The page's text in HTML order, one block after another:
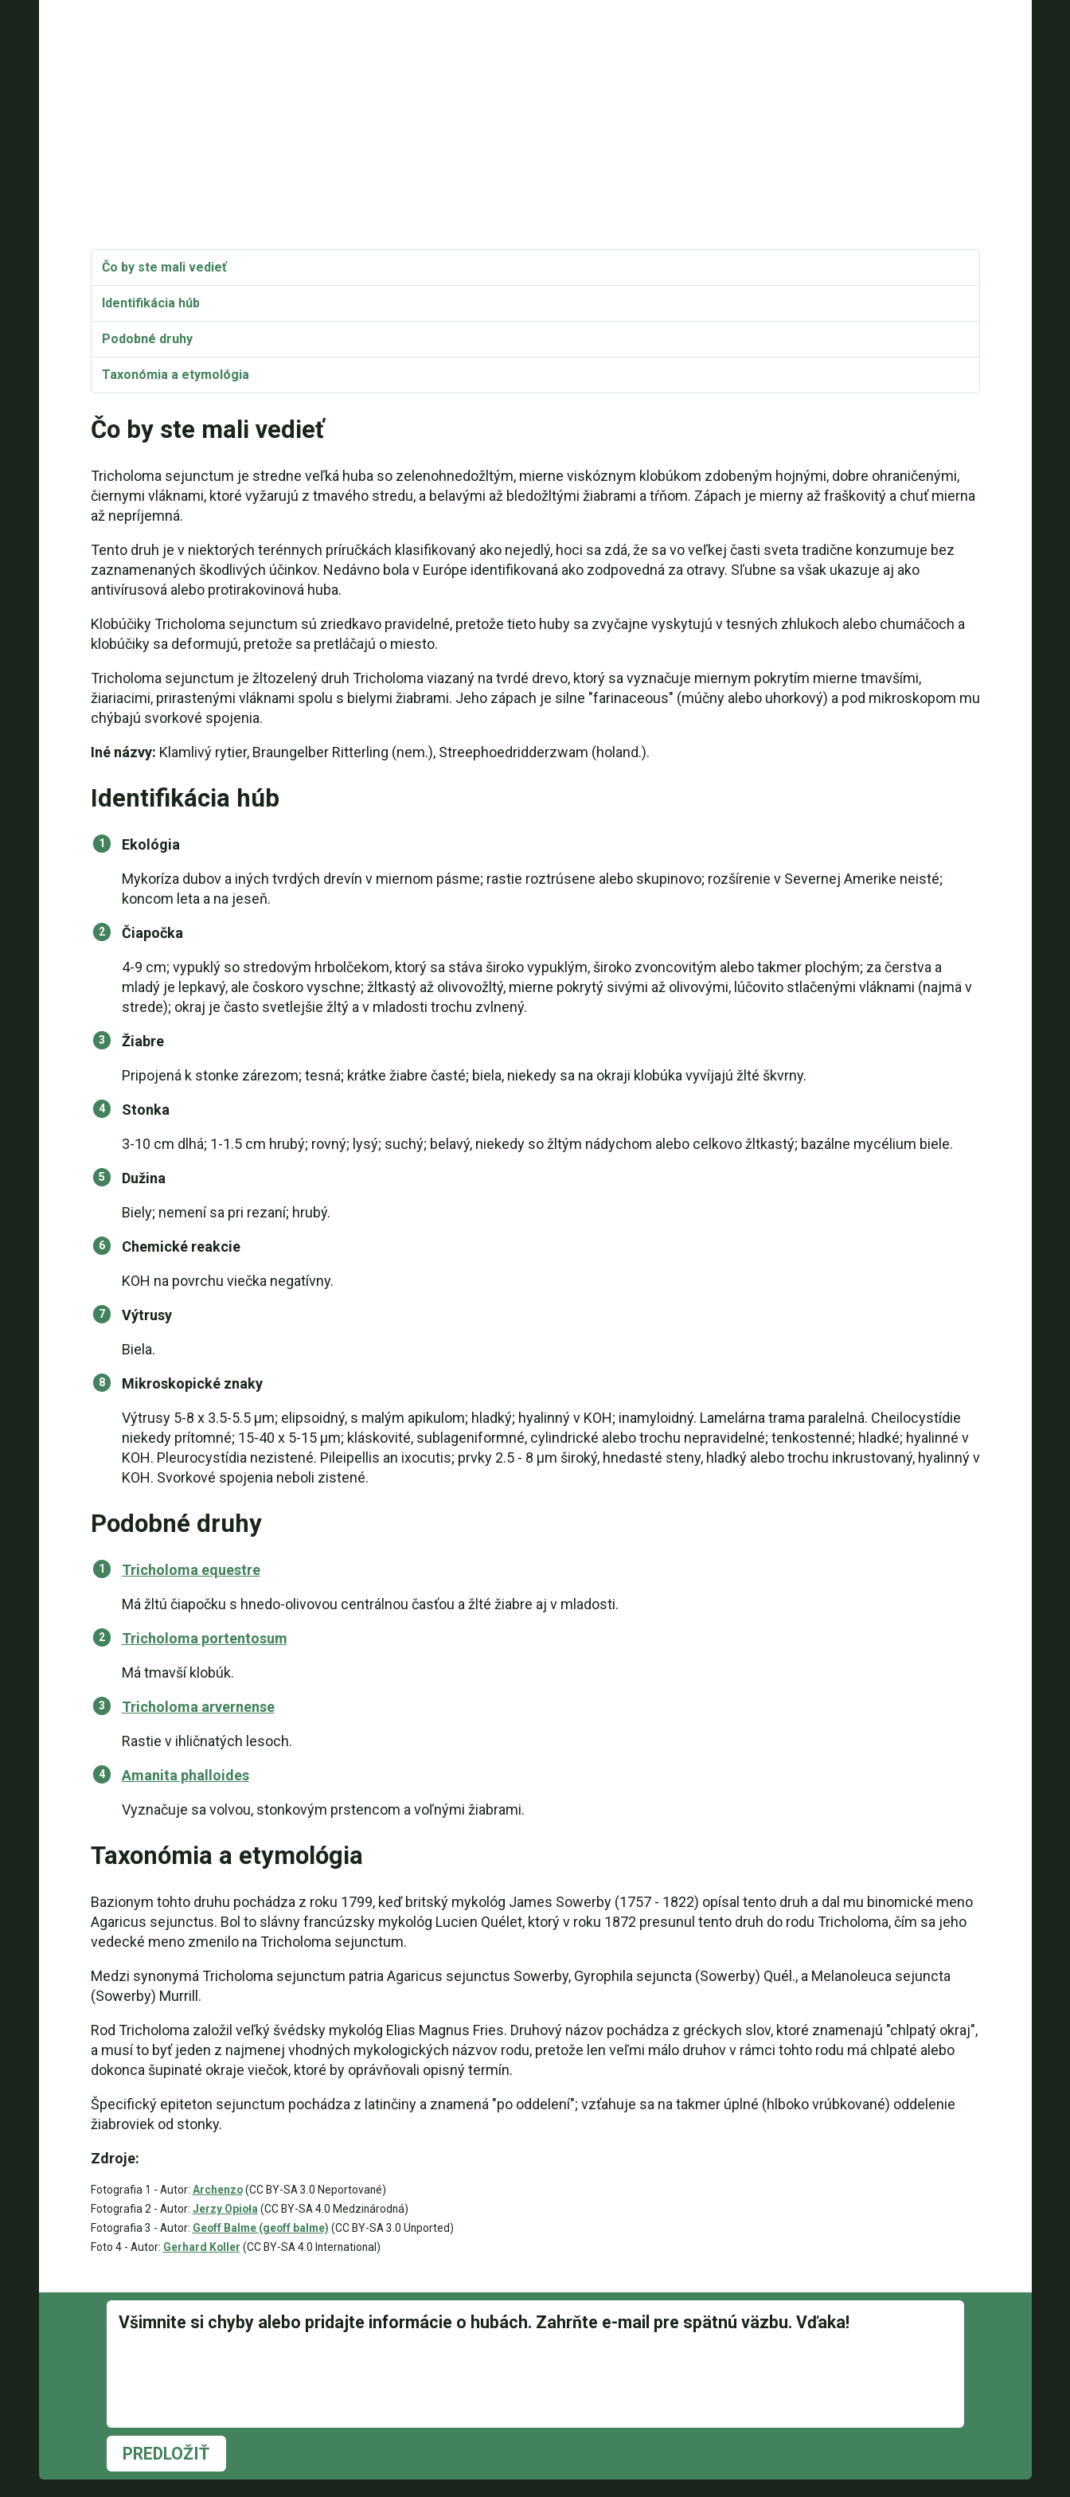
Čo by ste mali vedieť
Identifikácia húb
Podobné druhy
Taxonómia a etymológia
Čo by ste mali vedieť
Tricholoma sejunctum je stredne veľká huba so zelenohnedožltým, mierne viskóznym klobúkom zdobeným hojnými, dobre ohraničenými,
čiernymi vláknami, ktoré vyžarujú z tmavého stredu, a belavými až bledožltými žiabrami a tŕňom. Zápach je mierny až fraškovitý a chuť mierna
až nepríjemná.
Tento druh je v niektorých terénnych príručkách klasifikovaný ako nejedlý, hoci sa zdá, že sa vo veľkej časti sveta tradične konzumuje bez
zaznamenaných škodlivých účinkov. Nedávno bola v Európe identifikovaná ako zodpovedná za otravy. Sľubne sa však ukazuje aj ako
antivírusová alebo protirakovinová huba.
Klobúčiky Tricholoma sejunctum sú zriedkavo pravidelné, pretože tieto huby sa zvyčajne vyskytujú v tesných zhlukoch alebo chumáčoch a
klobúčiky sa deformujú, pretože sa pretláčajú o miesto.
Tricholoma sejunctum je žltozelený druh Tricholoma viazaný na tvrdé drevo, ktorý sa vyznačuje miernym pokrytím mierne tmavšími,
žiariacimi, prirastenými vláknami spolu s bielymi žiabrami. Jeho zápach je silne "farinaceous" (múčny alebo uhorkový) a pod mikroskopom mu
chýbajú svorkové spojenia.
Iné názvy: Klamlivý rytier, Braungelber Ritterling (nem.), Streephoedridderzwam (holand.).
Identifikácia húb
Ekológia
Mykoríza dubov a iných tvrdých drevín v miernom pásme; rastie roztrúsene alebo skupinovo; rozšírenie v Severnej Amerike neisté;
koncom leta a na jeseň.
Čiapočka
4-9 cm; vypuklý so stredovým hrbolčekom, ktorý sa stáva široko vypuklým, široko zvoncovitým alebo takmer plochým; za čerstva a
mladý je lepkavý, ale čoskoro vyschne; žltkastý až olivovožltý, mierne pokrytý sivými až olivovými, lúčovito stlačenými vláknami (najmä v
strede); okraj je často svetlejšie žltý a v mladosti trochu zvlnený.
Žiabre
Pripojená k stonke zárezom; tesná; krátke žiabre časté; biela, niekedy sa na okraji klobúka vyvíjajú žlté škvrny.
Stonka
3-10 cm dlhá; 1-1.5 cm hrubý; rovný; lysý; suchý; belavý, niekedy so žltým nádychom alebo celkovo žltkastý; bazálne mycélium biele.
Dužina
Biely; nemení sa pri rezaní; hrubý.
Chemické reakcie
KOH na povrchu viečka negatívny.
Výtrusy
Biela.
Mikroskopické znaky
Výtrusy 5-8 x 3.5-5.5 µm; elipsoidný, s malým apikulom; hladký; hyalinný v KOH; inamyloidný. Lamelárna trama paralelná. Cheilocystídie
niekedy prítomné; 15-40 x 5-15 µm; kláskovité, sublageniformné, cylindrické alebo trochu nepravidelné; tenkostenné; hladké; hyalinné v
KOH. Pleurocystídia nezistené. Pileipellis an ixocutis; prvky 2.5 - 8 µm široký, hnedasté steny, hladký alebo trochu inkrustovaný, hyalinný v
KOH. Svorkové spojenia neboli zistené.
Podobné druhy
Tricholoma equestre
Má žltú čiapočku s hnedo-olivovou centrálnou časťou a žlté žiabre aj v mladosti.
Tricholoma portentosum
Má tmavší klobúk.
Tricholoma arvernense
Rastie v ihličnatých lesoch.
Amanita phalloides
Vyznačuje sa volvou, stonkovým prstencom a voľnými žiabrami.
Taxonómia a etymológia
Bazionym tohto druhu pochádza z roku 1799, keď britský mykológ James Sowerby (1757 - 1822) opísal tento druh a dal mu binomické meno
Agaricus sejunctus. Bol to slávny francúzsky mykológ Lucien Quélet, ktorý v roku 1872 presunul tento druh do rodu Tricholoma, čím sa jeho
vedecké meno zmenilo na Tricholoma sejunctum.
Medzi synonymá Tricholoma sejunctum patria Agaricus sejunctus Sowerby, Gyrophila sejuncta (Sowerby) Quél., a Melanoleuca sejuncta
(Sowerby) Murrill.
Rod Tricholoma založil veľký švédsky mykológ Elias Magnus Fries. Druhový názov pochádza z gréckych slov, ktoré znamenajú "chlpatý okraj",
a musí to byť jeden z najmenej vhodných mykologických názvov rodu, pretože len veľmi málo druhov v rámci tohto rodu má chlpaté alebo
dokonca šupinaté okraje viečok, ktoré by oprávňovali opisný termín.
Špecifický epiteton sejunctum pochádza z latinčiny a znamená "po oddelení"; vzťahuje sa na takmer úplné (hlboko vrúbkované) oddelenie
žiabroviek od stonky.
Zdroje:
Fotografia 1 - Autor: Archenzo(CC BY-SA 3.0 Neportované)
Fotografia 2 - Autor: Jerzy Opioła (CC BY-SA 4.0 Medzinárodná)
Fotografia 3 - Autor: Geoff Balme (geoff balme) (CC BY-SA 3.0 Unported)
Foto 4 - Autor: Gerhard Koller (CC BY-SA 4.0 International)
PREDLOŽIŤ